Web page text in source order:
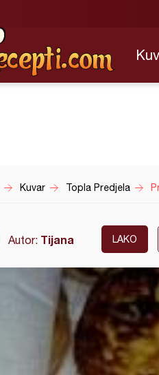
Kuvar Topla Predjela
Autor: Tijana LAKO